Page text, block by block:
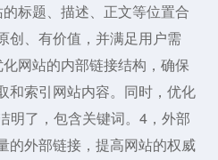
标题、描述、正文等位置合
创、有价值，并满足用户需
网站的内部链接结构，确保
和索引网站内容。同时，优化
明了，包含关键词。4，外部
的外部链接，提高网站的权威